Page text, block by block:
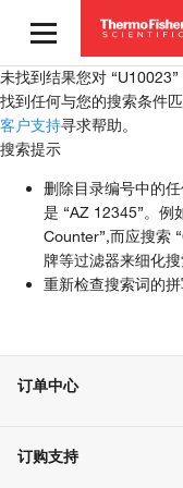
未找到结果您对 “U10023”
找到任何与您的搜索条件
客户支持寻求帮助。
搜索提示
删除目录编号中的
是 “AZ 12345”。例
Counter”,而应搜索
牌等过滤器来细化搜
重新检查搜索词的
订单中心
大宗订制
订购支持